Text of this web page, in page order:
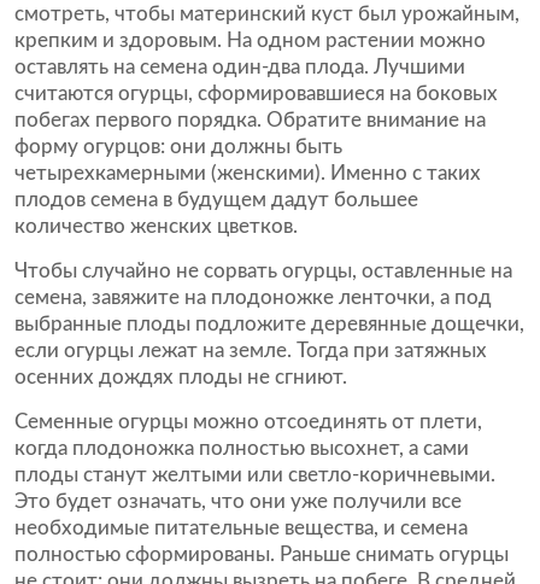
смотреть, чтобы материнский куст был урожайным,
крепким и здоровым. На одном растении можно
оставлять на семена один-два плода. Лучшими
считаются огурцы, сформировавшиеся на боковых
побегах первого порядка. Обратите внимание на
форму огурцов: они должны быть
четырехкамерными (женскими). Именно с таких
плодов семена в будущем дадут большее
количество женских цветков.
Чтобы случайно не сорвать огурцы, оставленные на
семена, завяжите на плодоножке ленточки, а под
выбранные плоды подложите деревянные дощечки,
если огурцы лежат на земле. Тогда при затяжных
осенних дождях плоды не сгниют.
Семенные огурцы можно отсоединять от плети,
когда плодоножка полностью высохнет, а сами
плоды станут желтыми или светло-коричневыми.
Это будет означать, что они уже получили все
необходимые питательные вещества, и семена
полностью сформированы. Раньше снимать огурцы